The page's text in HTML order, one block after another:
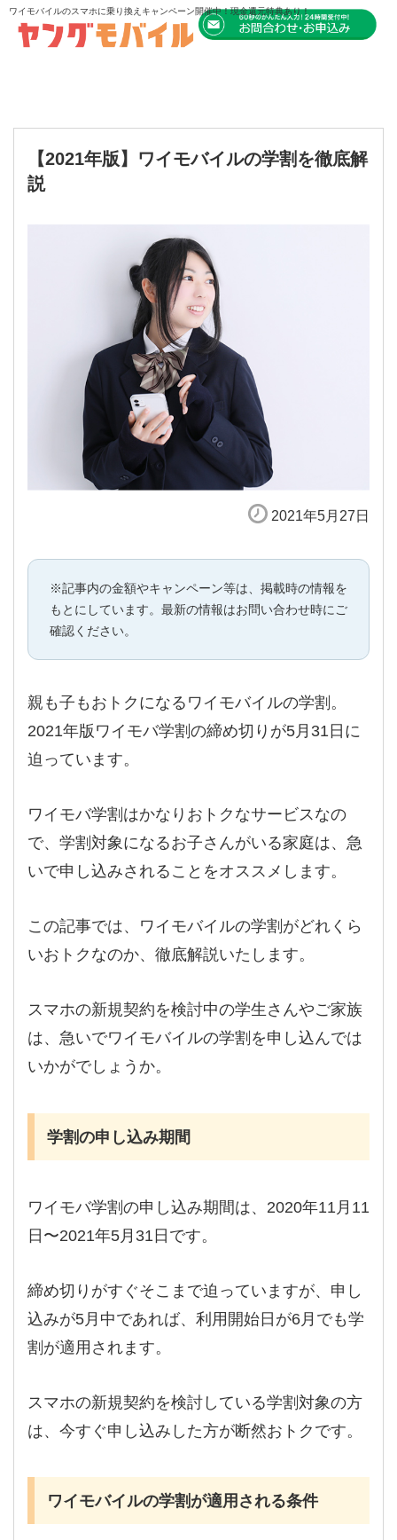
ワイモバイルのスマホに乗り換えキャンペーン開催中！現金還元特典あり！
【2021年版】ワイモバイルの学割を徹底解
説
2021年5月27日
※記事内の金額やキャンペーン等は、掲載時の情報を
もとにしています。最新の情報はお問い合わせ時にご
確認ください。
親も子もおトクになるワイモバイルの学割。
2021年版ワイモバ学割の締め切りが5月31日に
迫っています。
ワイモバ学割はかなりおトクなサービスなの
で、学割対象になるお子さんがいる家庭は、急
いで申し込みされることをオススメします。
この記事では、ワイモバイルの学割がどれくら
いおトクなのか、徹底解説いたします。
スマホの新規契約を検討中の学生さんやご家族
は、急いでワイモバイルの学割を申し込んでは
いかがでしょうか。
学割の申し込み期間
ワイモバ学割の申し込み期間は、2020年11月11
日〜2021年5月31日です。
締め切りがすぐそこまで迫っていますが、申し
込みが5月中であれば、利用開始日が6月でも学
割が適用されます。
スマホの新規契約を検討している学割対象の方
は、今すぐ申し込みした方が断然おトクです。
ワイモバイルの学割が適用される条件